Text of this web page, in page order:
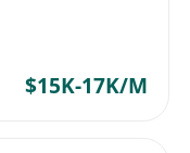
$15K-17K/M